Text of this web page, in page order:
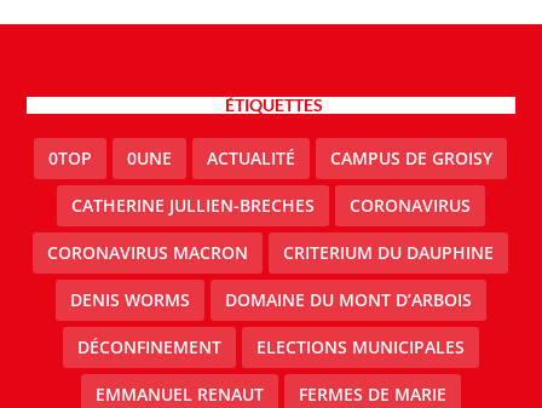
ÉTIQUETTES
0TOP 0UNE ACTUALITÉ CAMPUS DE GROISY
CATHERINE JULLIEN-BRECHES CORONAVIRUS
CORONAVIRUS MACRON CRITERIUM DU DAUPHINE
DENIS WORMS DOMAINE DU MONT D’ARBOIS
DÉCONFINEMENT ELECTIONS MUNICIPALES
EMMANUEL RENAUT FERMES DE MARIE